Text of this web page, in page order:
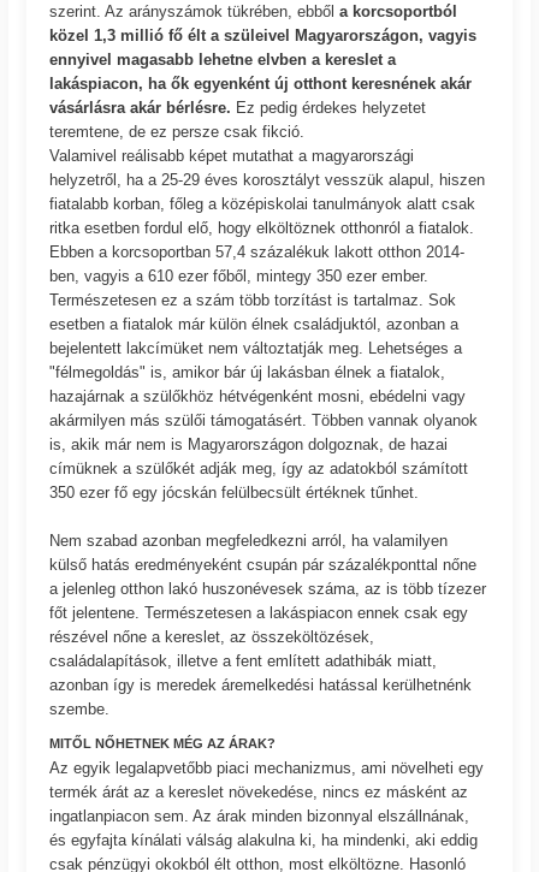
szerint. Az arányszámok tükrében, ebbőla korcsoportból
közel 1,3 millió fő élt a szüleivel Magyarországon, vagyis
ennyivel magasabb lehetne elvben a kereslet a
lakáspiacon, ha ők egyenként új otthont keresnének akár
vásárlásra akár bérlésre. Ez pedig érdekes helyzetet
teremtene, de ez persze csak fikció.
Valamivel reálisabb képet mutathat a magyarországi
helyzetről, ha a 25-29 éves korosztályt vesszük alapul, hiszen
fiatalabb korban, főleg a középiskolai tanulmányok alatt csak
ritka esetben fordul elő, hogy elköltöznek otthonról a fiatalok.
Ebben a korcsoportban 57,4 százalékuk lakott otthon 2014-
ben, vagyis a 610 ezer főből, mintegy 350 ezer ember.
Természetesen ez a szám több torzítást is tartalmaz. Sok
esetben a fiatalok már külön élnek családjuktól, azonban a
bejelentett lakcímüket nem változtatják meg. Lehetséges a
"félmegoldás" is, amikor bár új lakásban élnek a fiatalok,
hazajárnak a szülőkhöz hétvégenként mosni, ebédelni vagy
akármilyen más szülői támogatásért. Többen vannak olyanok
is, akik már nem is Magyarországon dolgoznak, de hazai
címüknek a szülőkét adják meg, így az adatokból számított
350 ezer fő egy jócskán felülbecsült értéknek tűnhet.
Nem szabad azonban megfeledkezni arról, ha valamilyen
külső hatás eredményeként csupán pár százalékponttal nőne
a jelenleg otthon lakó huszonévesek száma, az is több tízezer
főt jelentene. Természetesen a lakáspiacon ennek csak egy
részével nőne a kereslet, az összeköltözések,
családalapítások, illetve a fent említett adathibák miatt,
azonban így is meredek áremelkedési hatással kerülhetnénk
szembe.
MITŐL NŐHETNEK MÉG AZ ÁRAK?
Az egyik legalapvetőbb piaci mechanizmus, ami növelheti egy
termék árát az a kereslet növekedése, nincs ez másként az
ingatlanpiacon sem. Az árak minden bizonnyal elszállnának,
és egyfajta kínálati válság alakulna ki, ha mindenki, aki eddig
csak pénzügyi okokból élt otthon, most elköltözne. Hasonló